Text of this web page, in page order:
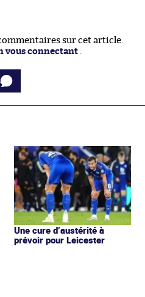
sur cet article.
vous connectant.
Une cure d’austérité à
prévoir pour Leicester